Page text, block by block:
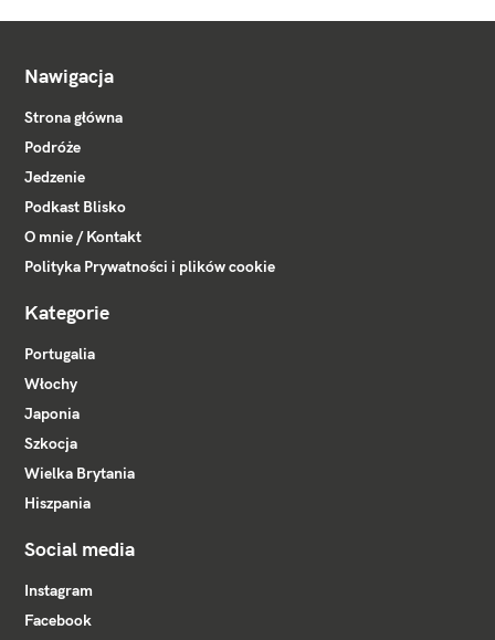
Nawigacja
Strona główna
Podróże
Jedzenie
Podkast Blisko
O mnie / Kontakt
Polityka Prywatności i plików cookie
Kategorie
Portugalia
Włochy
Japonia
Szkocja
Wielka Brytania
Hiszpania
Social media
Instagram
Facebook